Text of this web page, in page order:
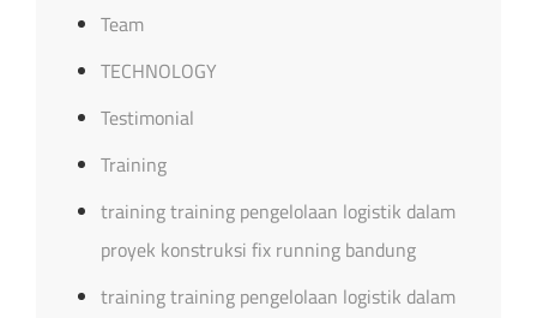
Team
TECHNOLOGY
Testimonial
Training
training training pengelolaan logistik dalam
proyek konstruksi fix running bandung
training training pengelolaan logistik dalam